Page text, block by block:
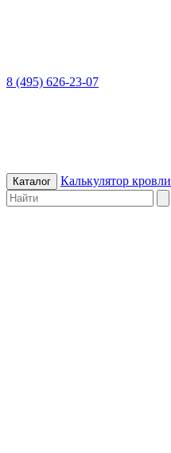
8 (495) 626-23-07
Каталог Калькулятор кровли